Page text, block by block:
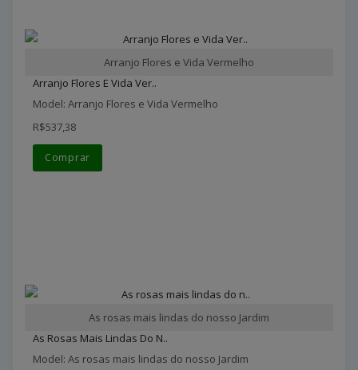
Arranjo Flores e Vida Vermelho
Arranjo Flores E Vida Ver..
Model: Arranjo Flores e Vida Vermelho
R$537,38
Comprar
As rosas mais lindas do nosso Jardim
As Rosas Mais Lindas Do N..
Model: As rosas mais lindas do nosso Jardim